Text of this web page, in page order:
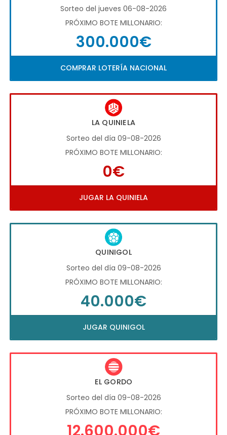
Sorteo del jueves 06-08-2026
PRÓXIMO BOTE MILLONARIO:
300.000€
COMPRAR LOTERÍA NACIONAL
LA QUINIELA
Sorteo del día 09-08-2026
PRÓXIMO BOTE MILLONARIO:
0€
JUGAR LA QUINIELA
QUINIGOL
Sorteo del día 09-08-2026
PRÓXIMO BOTE MILLONARIO:
40.000€
JUGAR QUINIGOL
EL GORDO
Sorteo del día 09-08-2026
PRÓXIMO BOTE MILLONARIO:
12.600.000€